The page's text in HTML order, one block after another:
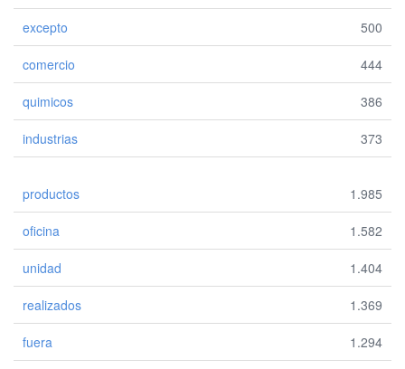
excepto 500
comercio 444
quimicos 386
industrias 373
productos 1.985
oficina 1.582
unidad 1.404
realizados 1.369
fuera 1.294